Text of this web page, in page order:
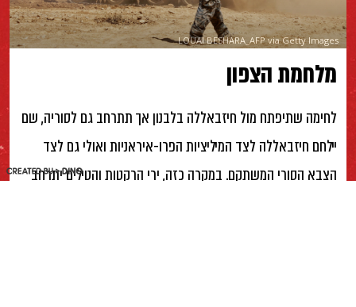
LOUAI BESHARA_AFP via Getty Images
מלחמת הצפון
לחימה שתיפתח מול חיזבאללה בלבנון אך תתרחב גם לסוריה, שם
יילחם חיזבאללה לצד המיליציות הפרו-איראניות ואולי גם לצד
הצבא הסורי המשתקם. במקרה כזה, ירי הרקטות והטילים יתרחב